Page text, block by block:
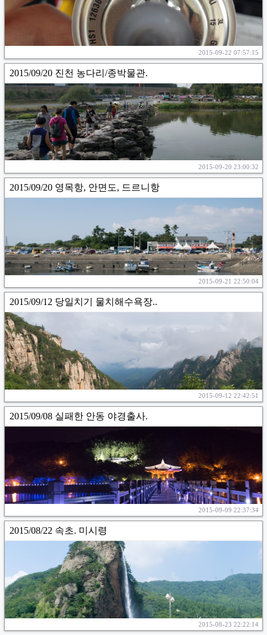
2015-09-22 07:57:15
2015/09/20 진천 농다리/종박물관.
2015-09-20 23:00:32
2015/09/20 영목항, 안면도, 드르니항
2015-09-21 22:50:04
2015/09/12 당일치기 물치해수욕장..
2015-09-12 22:42:51
2015/09/08 실패한 안동 야경출사.
2015-09-09 22:37:34
2015/08/22 속초. 미시령
2015-08-23 22:22:14